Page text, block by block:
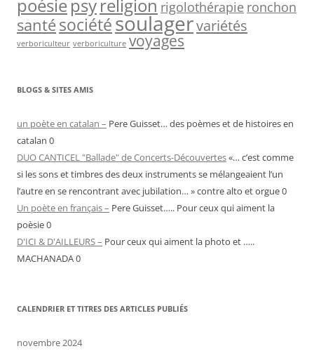
poésiepsyreligion rigolothérapie ronchon
santésociétésoulagervariétés
verboriculteur verboriculture voyages
BLOGS & SITES AMIS
un poète en catalan – Pere Guisset… des poèmes et de histoires en
catalan 0
DUO CANTICEL "Ballade" de Concerts-Découvertes«… c’est comme
si les sons et timbres des deux instruments se mélangeaient l’un
l’autre en se rencontrant avec jubilation… » contre alto et orgue 0
Un poète en français – Pere Guisset….. Pour ceux qui aiment la
poèsie 0
D'ICI & D'AILLEURS – Pour ceux qui aiment la photo et …..
MACHANADA 0
CALENDRIER ET TITRES DES ARTICLES PUBLIÉS
novembre 2024